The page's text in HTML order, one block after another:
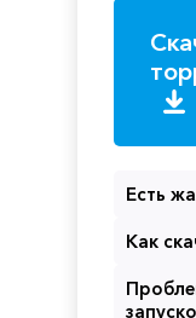
Есть
Как